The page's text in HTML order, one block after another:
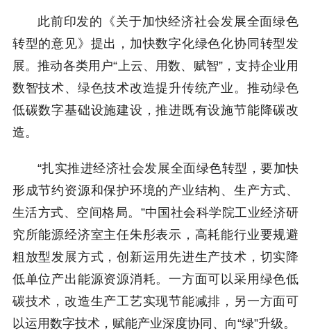
此前印发的《关于加快经济社会发展全面绿色
转型的意见》提出，加快数字化绿色化协同转型发
展。推动各类用户“上云、用数、赋智”，支持企业用
数智技术、绿色技术改造提升传统产业。推动绿色
低碳数字基础设施建设，推进既有设施节能降碳改
造。
“扎实推进经济社会发展全面绿色转型，要加快
形成节约资源和保护环境的产业结构、生产方式、
生活方式、空间格局。”中国社会科学院工业经济研
究所能源经济室主任朱彤表示，高耗能行业要规避
粗放型发展方式，创新运用先进生产技术，切实降
低单位产出能源资源消耗。一方面可以采用绿色低
碳技术，改造生产工艺实现节能减排，另一方面可
以运用数字技术，赋能产业深度协同、向“绿”升级。